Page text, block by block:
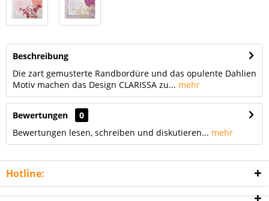
Beschreibung
Die zart gemusterte Randbordüre und das opulente Dahlien
Motiv machen das Design CLARISSA zu... mehr
Bewertungen
0
Bewertungen lesen, schreiben und diskutieren... mehr
Hotline: